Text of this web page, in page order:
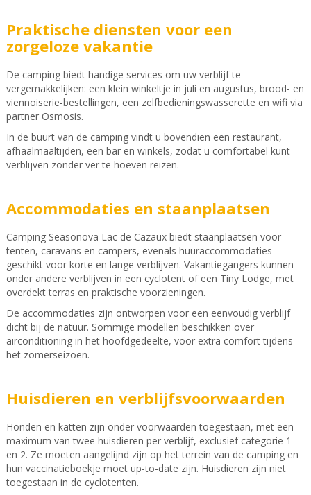
Praktische diensten voor een
zorgeloze vakantie
De camping biedt handige services om uw verblijf te
vergemakkelijken: een klein winkeltje in juli en augustus, brood- en
viennoiserie-bestellingen, een zelfbedieningswasserette en wifi via
partner Osmosis.
In de buurt van de camping vindt u bovendien een restaurant,
afhaalmaaltijden, een bar en winkels, zodat u comfortabel kunt
verblijven zonder ver te hoeven reizen.
Accommodaties en staanplaatsen
Camping Seasonova Lac de Cazaux biedt staanplaatsen voor
tenten, caravans en campers, evenals huuraccommodaties
geschikt voor korte en lange verblijven. Vakantiegangers kunnen
onder andere verblijven in een cyclotent of een Tiny Lodge, met
overdekt terras en praktische voorzieningen.
De accommodaties zijn ontworpen voor een eenvoudig verblijf
dicht bij de natuur. Sommige modellen beschikken over
airconditioning in het hoofdgedeelte, voor extra comfort tijdens
het zomerseizoen.
Huisdieren en verblijfsvoorwaarden
Honden en katten zijn onder voorwaarden toegestaan, met een
maximum van twee huisdieren per verblijf, exclusief categorie 1
en 2. Ze moeten aangelijnd zijn op het terrein van de camping en
hun vaccinatieboekje moet up-to-date zijn. Huisdieren zijn niet
toegestaan in de cyclotenten.